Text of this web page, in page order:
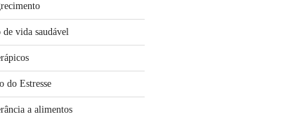
vida saudável
do Estresse
a alimentos